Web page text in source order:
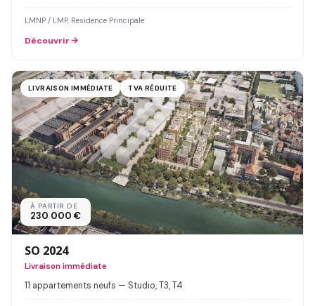
LMNP / LMP, Residence Principale
Découvrir
LIVRAISON IMMÉDIATE TVA RÉDUITE
À PARTIR DE
230 000 €
SO 2024
Livraison immédiate
11 appartements neufs — Studio, T3, T4